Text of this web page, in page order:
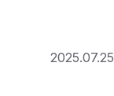
2025.07.25